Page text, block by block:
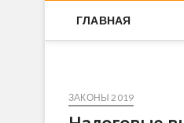
ГЛАВНАЯ
ЗАКОНЫ 2019